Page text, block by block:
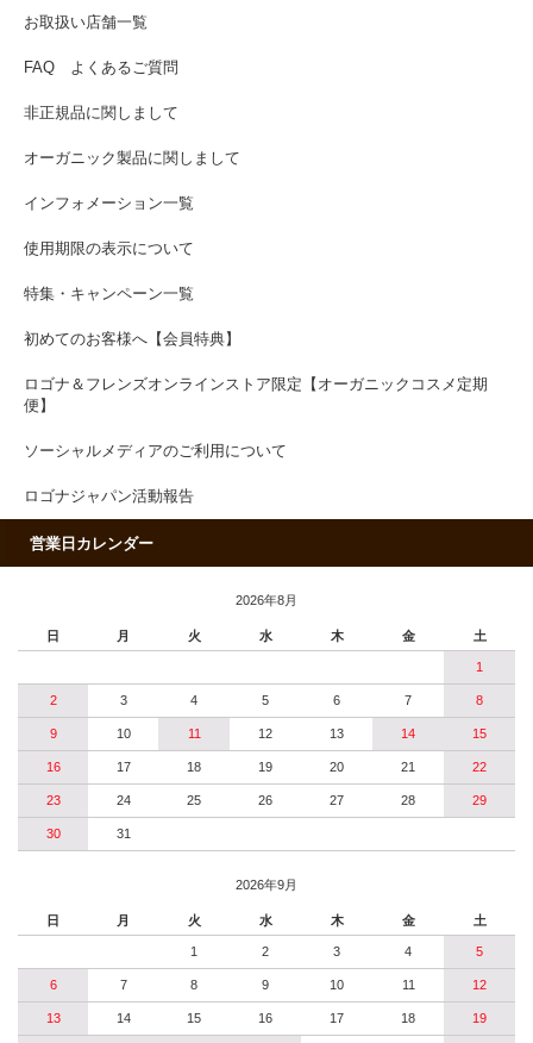
お取扱い店舗一覧
FAQ よくあるご質問
非正規品に関しまして
オーガニック製品に関しまして
インフォメーション一覧
使用期限の表示について
特集・キャンペーン一覧
初めてのお客様へ【会員特典】
ロゴナ＆フレンズオンラインストア限定【オーガニックコスメ定期
便】
ソーシャルメディアのご利用について
ロゴナジャパン活動報告
営業日カレンダー
2026年8月
日 月 火 水 木 金 土
1
2 3 4 5 6 7 8
9 10 11 12 13 14 15
16 17 18 19 20 21 22
23 24 25 26 27 28 29
30 31
2026年9月
日 月 火 水 木 金 土
1 2 3 4 5
6 7 8 9 10 11 12
13 14 15 16 17 18 19